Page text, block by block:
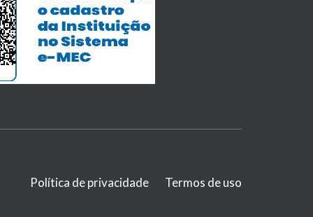
Política de privacidade Termos de uso